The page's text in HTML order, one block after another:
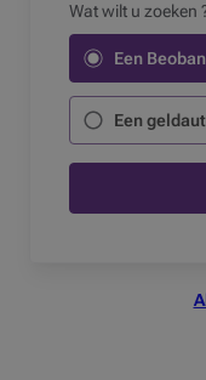
Wat wilt u zoeken
Een
Een